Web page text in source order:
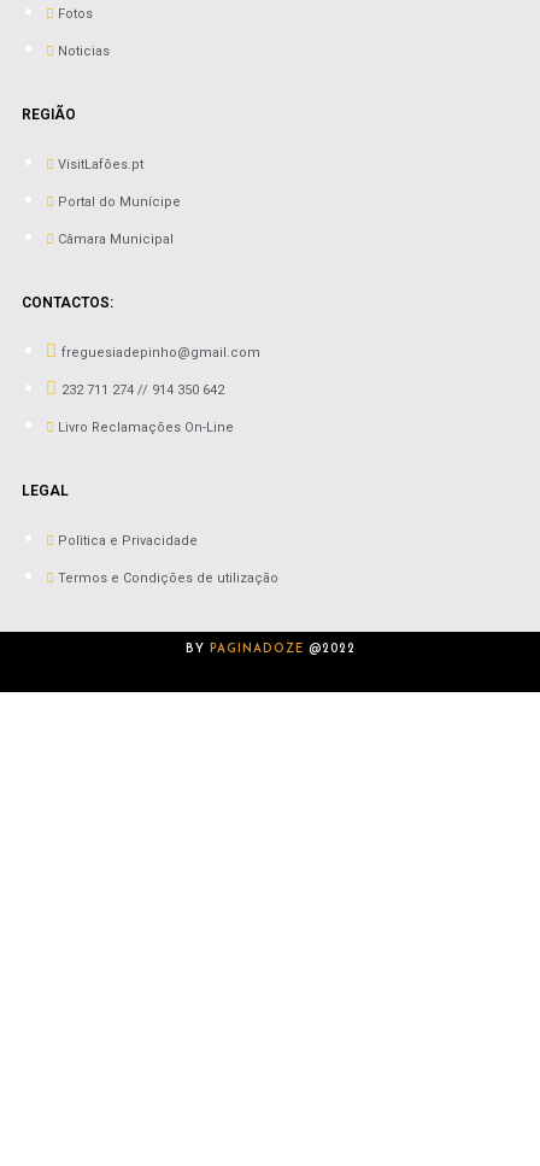
Fotos
Noticias
REGIÃO
VisitLafões.pt
Portal do Munícipe
Câmara Municipal
CONTACTOS:
freguesiadepinho@gmail.com
232 711 274 // 914 350 642
Livro Reclamações On-Line
LEGAL
Polìtica e Privacidade
Termos e Condições de utilização
BY PAGINADOZE @2022